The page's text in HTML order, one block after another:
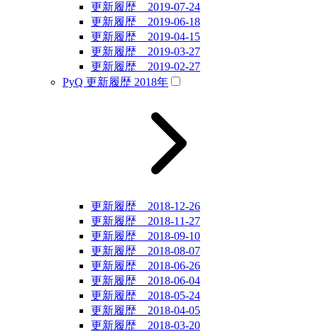
更新履歴 2019-07-24
更新履歴 2019-06-18
更新履歴 2019-04-15
更新履歴 2019-03-27
更新履歴 2019-02-27
PyQ 更新履歴 2018年
更新履歴 2018-12-26
更新履歴 2018-11-27
更新履歴 2018-09-10
更新履歴 2018-08-07
更新履歴 2018-06-26
更新履歴 2018-06-04
更新履歴 2018-05-24
更新履歴 2018-04-05
更新履歴 2018-03-20